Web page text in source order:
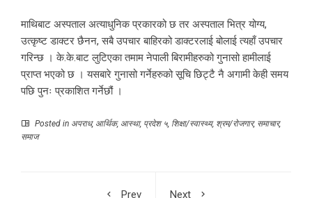
माथिबाट अस्पताल अत्याधुनिक प्रकारको छ तर अस्पताल भित्र योग्य,
उत्कृष्ट डाक्टर छैनन, सबै उपचार बाहिरको डाक्टरलाई बोलाई त्यहाँ उपचार
गरिन्छ । के.के.बाट लुटिएका तमाम नेपाली बिरामीहरुको गुनासो हामीलाई
प्राप्त भएको छ । यसबारे गुनासो गर्नेहरुको सूचि छिट्टै नै अगामी केही समय
पछि पुनः प्रकाशित गर्नेछौं ।
Posted in अपराध, आर्थिक, आस्था, प्रदेश ५ शिक्षा/स्वास्थ्य, श्रम/रोजगार, समाचार,
समाज
Prev
Next